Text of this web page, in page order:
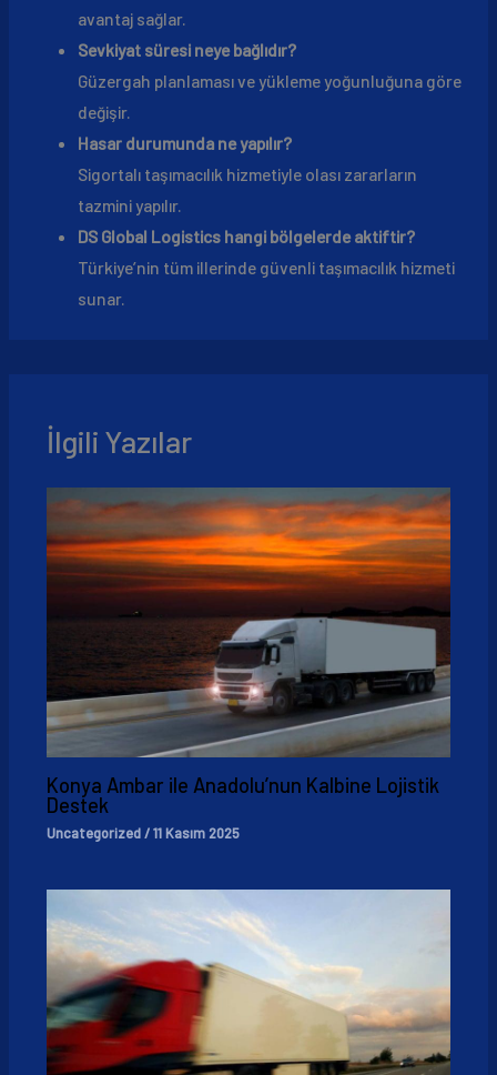
avantaj sağlar.
Sevkiyat süresi neye bağlıdır?
Güzergah planlaması ve yükleme yoğunluğuna göre
değişir.
Hasar durumunda ne yapılır?
Sigortalı taşımacılık hizmetiyle olası zararların
tazmini yapılır.
DS Global Logistics hangi bölgelerde aktiftir?
Türkiye’nin tüm illerinde güvenli taşımacılık hizmeti
sunar.
İlgili Yazılar
Konya Ambar ile Anadolu’nun Kalbine Lojistik
Destek
Uncategorized/11 Kasım 2025